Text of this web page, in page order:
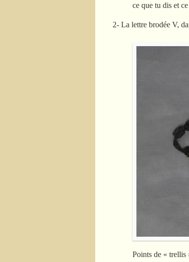
ce que tu dis et
2- La lettre brodée V,
Points de « trellis